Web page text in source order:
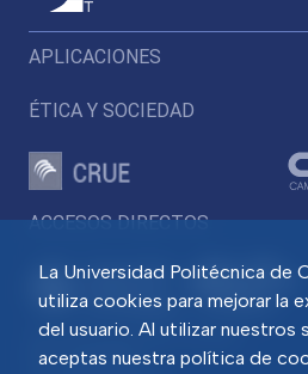
La Universidad Politécnica de
utiliza cookies para mejorar la
del usuario. Al utilizar nuestros
aceptas nuestra política de
ACCESOS DIRECTOS
Pza. del Cronista Isidoro Valverde
Edif. La Milagrosa
APLICACIONES
ÉTICA Y SOCIEDAD